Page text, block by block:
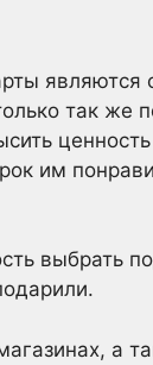
являются
так же
им
выбрать
а